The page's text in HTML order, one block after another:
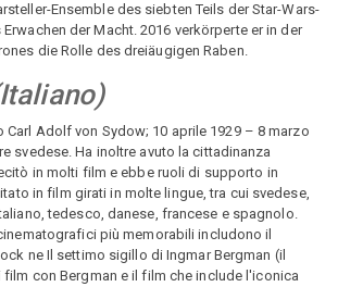
Ensemble des siebten Teils der Star-Wars-
Erwachen der Macht. 2016 verkörperte er in der
die Rolle des dreiäugigen Raben.
Italiano)
Carl Adolf von Sydow; 10 aprile 1929 – 8 marzo
svedese. Ha inoltre avuto la cittadinanza
in molti film e ebbe ruoli di supporto in
in film girati in molte lingue, tra cui svedese,
tedesco, danese, francese e spagnolo.
più memorabili includono il
ne Il settimo sigillo di Ingmar Bergman (il
con Bergman e il film che include l'iconica